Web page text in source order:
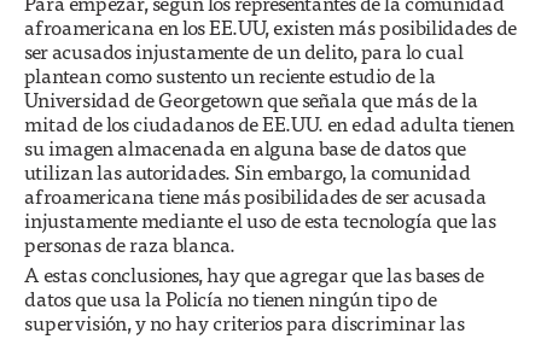
afroamericana en los EE.UU, existen más posibilidades de
ser acusados injustamente de un delito, para lo cual
plantean como sustento un reciente estudio de la
Universidad de Georgetown que señala que más de la
mitad de los ciudadanos de EE.UU. en edad adulta tienen
su imagen almacenada en alguna base de datos que
utilizan las autoridades. Sin embargo, la comunidad
afroamericana tiene más posibilidades de ser acusada
injustamente mediante el uso de esta tecnología que las
personas de raza blanca.
A estas conclusiones, hay que agregar que las bases de
datos que usa la Policía no tienen ningún tipo de
supervisión, y no hay criterios para discriminar las